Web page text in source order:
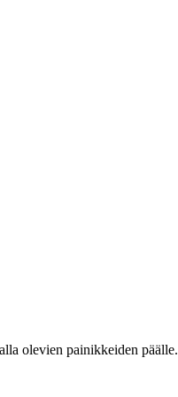
olevien painikkeiden päälle.